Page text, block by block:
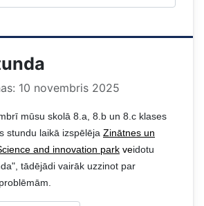
10 novembris 2025
mūsu skolā 8.a, 8.b un 8.c klases
stundu laikā izspēlēja Zinātnes un
and innovation park veidotu
tādējādi vairāk uzzinot par